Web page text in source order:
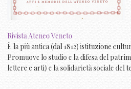
Rivista Ateneo Veneto
È la più antica (dal 1812) istituzione
Promuove lo studio e la difesa del
lettere e arti) e la solidarietà sociale del